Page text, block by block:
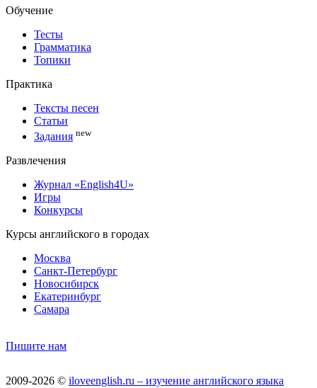
Обучение
Тесты
Грамматика
Топики
Практика
Тексты песен
Статьи
Задания new
Развлечения
Журнал «English4U»
Игры
Конкурсы
Курсы английского в городах
Москва
Санкт-Петербург
Новосибирск
Екатеринбург
Самара
Пишите нам
2009-2026 © iloveenglish.ru – изучение английского языка